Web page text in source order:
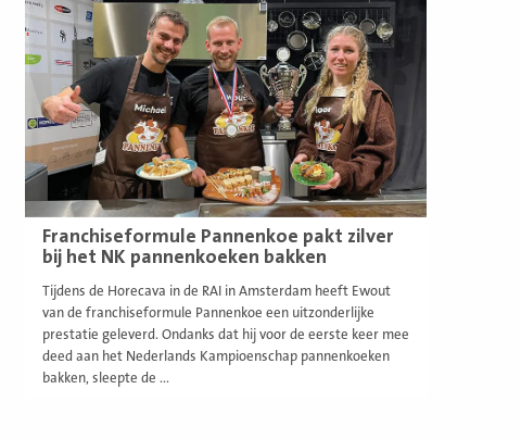
Franchiseformule Pannenkoe pakt zilver
bij het NK pannenkoeken bakken
Tijdens de Horecava in de RAI in Amsterdam heeft Ewout
van de franchiseformule Pannenkoe een uitzonderlijke
prestatie geleverd. Ondanks dat hij voor de eerste keer mee
deed aan het Nederlands Kampioenschap pannenkoeken
bakken, sleepte de ...
meer